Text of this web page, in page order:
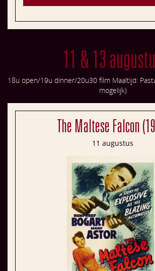
11 & 13
18u open/19u dinner/20u30 film Maaltijd:
mogelijk)
The Maltese Falcon
11 augustus